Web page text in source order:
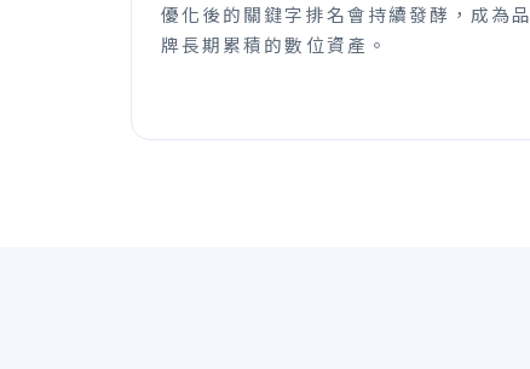
優化後的關鍵字排名會持續發酵，成為品
牌長期累積的數位資產。